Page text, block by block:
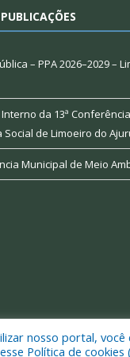
– PPA 2026–2029 –
da 13ª
Social de Limoeiro do
Municipal de Meio
nosso portal,
Política de cookies (